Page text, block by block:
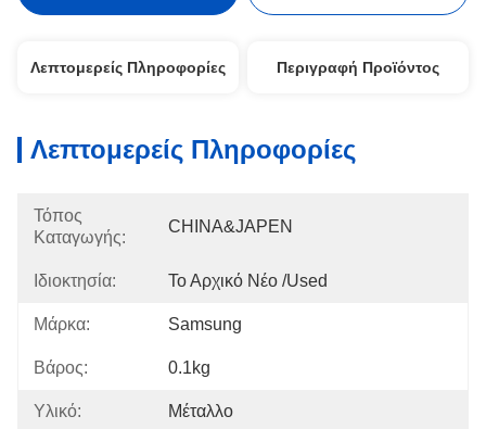
Λεπτομερείς Πληροφορίες Περιγραφή Προϊόντος
Λεπτομερείς Πληροφορίες
Τόπος
Καταγωγής:
CHINA&JAPEN
Ιδιοκτησία: Το Αρχικό Νέο /used
Μάρκα: Samsung
Βάρος: 0.1kg
Υλικό: Μέταλλο